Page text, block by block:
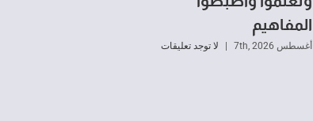
المفاهيم
أغسطس 7th, 2026 | لا توجد تعليقات